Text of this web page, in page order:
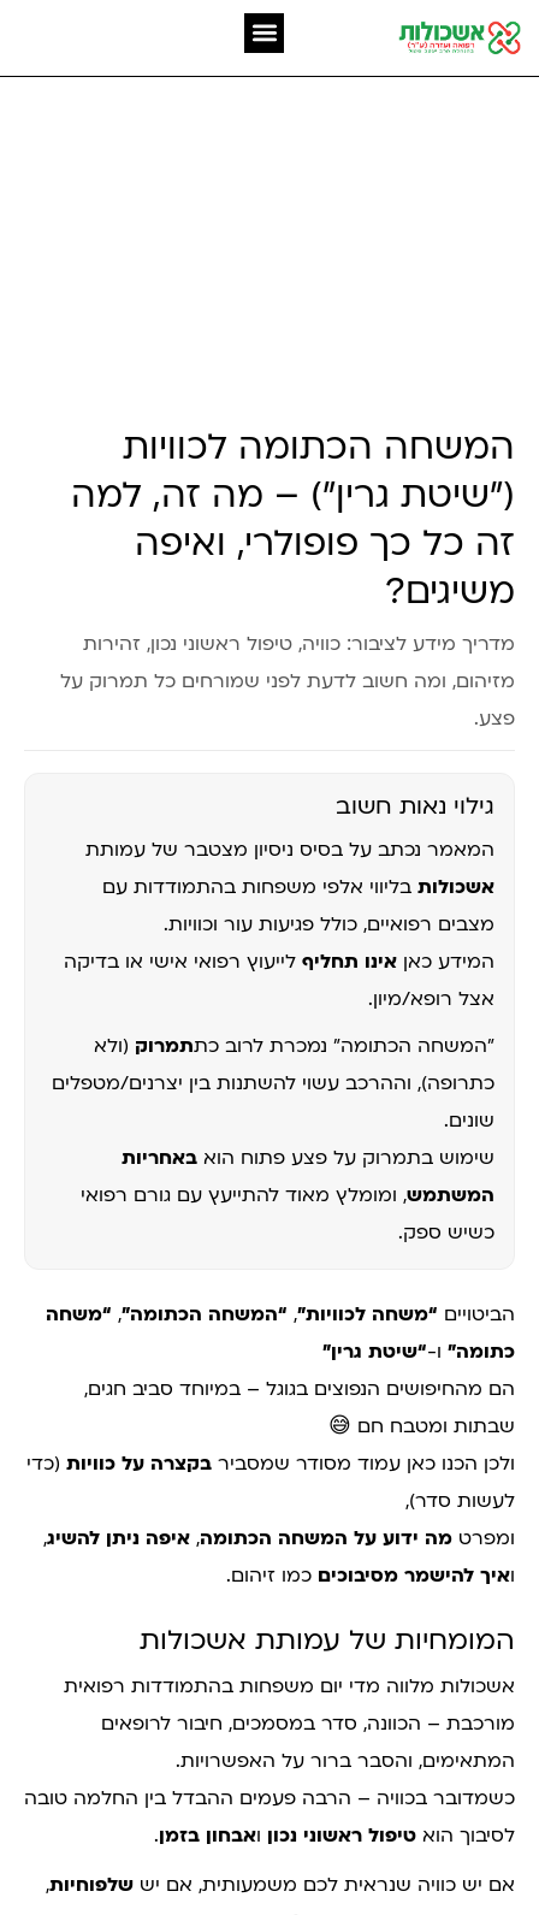
המשחה הכתומה לכוויות
("שיטת גרין") – מה זה, למה
זה כל כך פופולרי, ואיפה
משיגים?
מדריך מידע לציבור: כוויה, טיפול ראשוני נכון, זהירות
מזיהום, ומה חשוב לדעת לפני שמורחים כל תמרוק על
פצע.
גילוי נאות חשוב
המאמר נכתב על בסיס ניסיון מצטבר של עמותת
אשכולות בליווי אלפי משפחות בהתמודדות עם
מצבים רפואיים, כולל פגיעות עור וכוויות.
המידע כאן אינו תחליף לייעוץ רפואי אישי או בדיקה
אצל רופא/מיון.
"המשחה הכתומה" נמכרת לרוב כתתמרוק (ולא
כתרופה), וההרכב עשוי להשתנות בין יצרנים/מטפלים
שונים.
שימוש בתמרוק על פצע פתוח הוא באחריות
המשתמש, ומומלץ מאוד להתייעץ עם גורם רפואי
כשיש ספק.
הביטויים “משחה לכוויות”, “המשחה הכתומה”, “משחה
כתומה” ו-“שיטת גרין”
הם מהחיפושים הנפוצים בגוגל – במיוחד סביב חגים,
שבתות ומטבח חם 😅
ולכן הכנו כאן עמוד מסודר שמסביר בקצרה על כוויות (כדי
לעשות סדר),
ומפרט מה ידוע על המשחה הכתומה, איפה ניתן להשיג,
ואיך להישמר מסיבוכים כמו זיהום.
המומחיות של עמותת אשכולות
אשכולות מלווה מדי יום משפחות בהתמודדות רפואית
מורכבת – הכוונה, סדר במסמכים, חיבור לרופאים
המתאימים, והסבר ברור על האפשרויות.
כשמדובר בכוויה – הרבה פעמים ההבדל בין החלמה טובה
לסיבוך הוא טיפול ראשוני נכון ואבחון בזמן.
אם יש כוויה שנראית לכם משמעותית, אם יש שלפוחיות,